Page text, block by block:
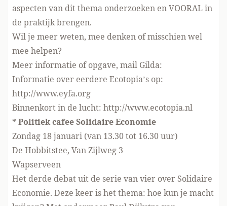
aspecten van dit thema onderzoeken en VOORAL in
de praktijk brengen.
Wil je meer weten, mee denken of misschien wel
mee helpen?
Meer informatie of opgave, mail Gilda:
Informatie over eerdere Ecotopia’s op:
http://www.eyfa.org
Binnenkort in de lucht: http://www.ecotopia.nl
* Politiek cafee Solidaire Economie
Zondag 18 januari (van 13.30 tot 16.30 uur)
De Hobbitstee, Van Zijlweg 3
Wapserveen
Het derde debat uit de serie van vier over Solidaire
Economie. Deze keer is het thema: hoe kun je macht